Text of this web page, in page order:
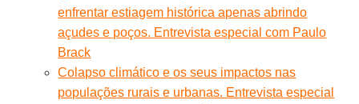
enfrentar estiagem histórica apenas abrindo
açudes e poços. Entrevista especial com Paulo
Brack
Colapso climático e os seus impactos nas
populações rurais e urbanas. Entrevista especial